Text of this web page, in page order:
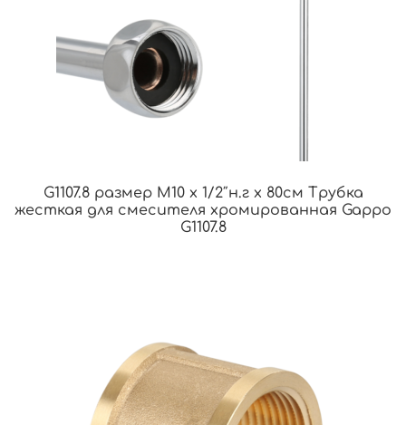
G1107.8 размер M10 х 1/2″н.г х 80см Трубка
жесткая для смесителя хромированная Gappo
G1107.8